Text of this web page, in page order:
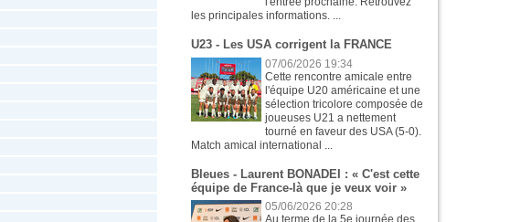
les principales informations. ...
U23 - Les USA corrigent la FRANCE
07/06/2026 19:34
Cette rencontre amicale entre
l'équipe U20 américaine et une
sélection tricolore composée de
joueuses U21 a nettement
tourné en faveur des USA (5-0).
Match amical international ...
Bleues - Laurent BONADEI : « C'est cette
équipe de France-là que je veux voir »
05/06/2026 20:28
Au terme de la 5e journée des